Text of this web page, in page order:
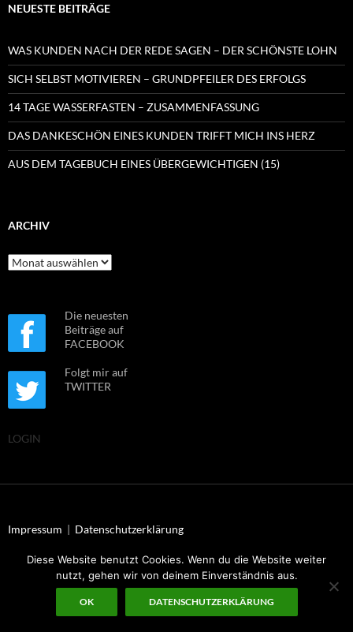
NEUESTE BEITRÄGE
WAS KUNDEN NACH DER REDE SAGEN – DER SCHÖNSTE LOHN
SICH SELBST MOTIVIEREN – GRUNDPFEILER DES ERFOLGS
14 TAGE WASSERFASTEN – ZUSAMMENFASSUNG
DAS DANKESCHÖN EINES KUNDEN TRIFFT MICH INS HERZ
AUS DEM TAGEBUCH EINES ÜBERGEWICHTIGEN (15)
ARCHIV
Archiv
Die neuesten
Beiträge auf
FACEBOOK
Folgt mir auf
TWITTER
LOGIN
Impressum | Datenschutzerklärung
Diese Website benutzt Cookies. Wenn du die Website weiter
nutzt, gehen wir von deinem Einverständnis aus.
OK DATENSCHUTZERKLÄRUNG